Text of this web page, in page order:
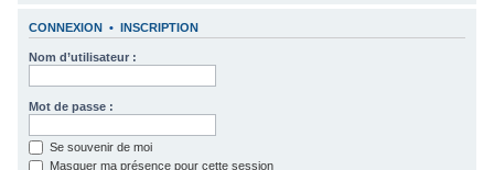
CONNEXION • INSCRIPTION
Nom d’utilisateur :
Mot de passe :
Se souvenir de moi
Masquer ma présence pour cette session